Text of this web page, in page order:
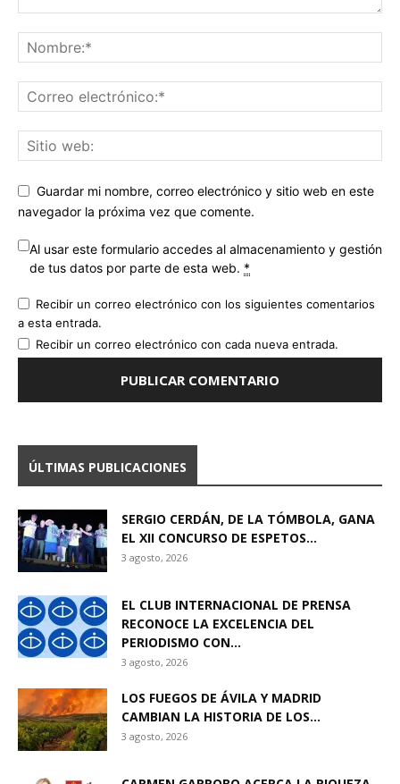
Guardar mi nombre, correo electrónico y sitio web en este
navegador la próxima vez que comente.
Al usar este formulario accedes al almacenamiento y gestión
de tus datos por parte de esta web. *
Recibir un correo electrónico con los siguientes comentarios
a esta entrada.
Recibir un correo electrónico con cada nueva entrada.
ÚLTIMAS PUBLICACIONES
SERGIO CERDÁN, DE LA TÓMBOLA, GANA
EL XII CONCURSO DE ESPETOS...
3 agosto, 2026
EL CLUB INTERNACIONAL DE PRENSA
RECONOCE LA EXCELENCIA DEL
PERIODISMO CON...
3 agosto, 2026
LOS FUEGOS DE ÁVILA Y MADRID
CAMBIAN LA HISTORIA DE LOS...
3 agosto, 2026